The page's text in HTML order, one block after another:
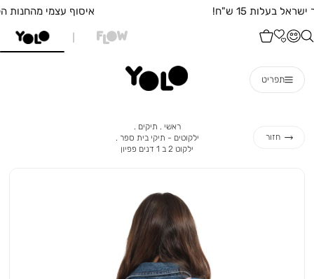
איסוף עצמי מהחנות הקרובה אליכם בחינם!
תפריט
חזור
ראשי ראשי
תיקים
ילקוטים - תיקי בית ספר
ילקוט 2 ב 1 דנים פפיון